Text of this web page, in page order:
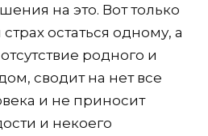
на это. Вот только
остаться одному, а
родного и
сводит на нет все
и не приносит
и некоего